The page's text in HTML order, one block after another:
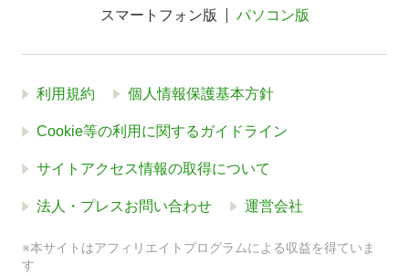
スマートフォン版 パソコン版
利用規約 個人情報保護基本方針
Cookie等の利用に関するガイドライン
サイトアクセス情報の取得について
法人・プレスお問い合わせ 運営会社
※本サイトはアフィリエイトプログラムによる収益を得ていま
す